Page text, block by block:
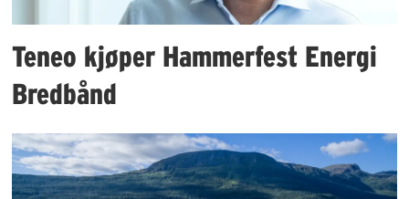
Teneo kjøper Hammerfest Energi
Bredbånd